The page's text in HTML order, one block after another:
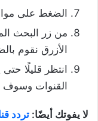
الضغط على
من زر البحث
الأزرق نقوم
انتظر قليلًا
القنوات وسوف
لا يفوتك أيضًا: